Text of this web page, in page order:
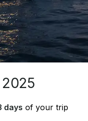
days of your trip